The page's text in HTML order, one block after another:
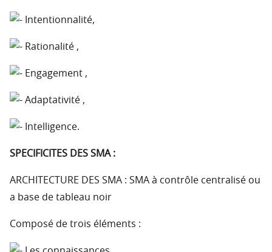
Intentionnalité,
Rationalité ,
Engagement ,
Adaptativité ,
Intelligence.
SPECIFICITES DES SMA :
ARCHITECTURE DES SMA : SMA à contrôle centralisé ou
a base de tableau noir
Composé de trois éléments :